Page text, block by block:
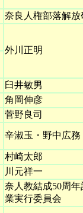
奈良人権部落解放
外川正明
臼井敏男
角岡伸彦
菅野良司
辛淑玉・野中広務
村崎太郎
川元祥一
奈人教結成50周
業実行委員会